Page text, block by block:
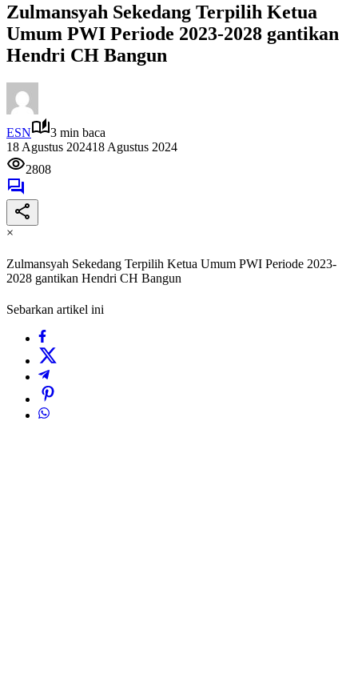
Zulmansyah Sekedang Terpilih Ketua
Umum PWI Periode 2023-2028 gantikan
Hendri CH Bangun
ESN
3 min baca
18 Agustus 202418 Agustus 2024
2808
×
Zulmansyah Sekedang Terpilih Ketua Umum PWI Periode 2023-
2028 gantikan Hendri CH Bangun
Sebarkan artikel ini